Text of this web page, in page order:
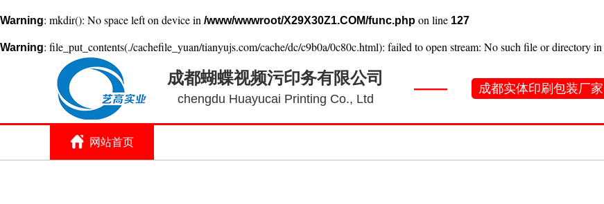
Warning: mkdir(): No space left on device in /www/wwwroot/X29X30Z1.COM/func.php on line 127
Warning: file_put_contents(./cachefile_yuan/tianyujs.com/cache/dc/c9b0a/0c80c.html): failed to open stream: No such file or directory in
成都蝴蝶视频污印务有限公司
chengdu Huayucai Printing Co., Ltd
—— 成都实体印刷包装厂家
网站首页